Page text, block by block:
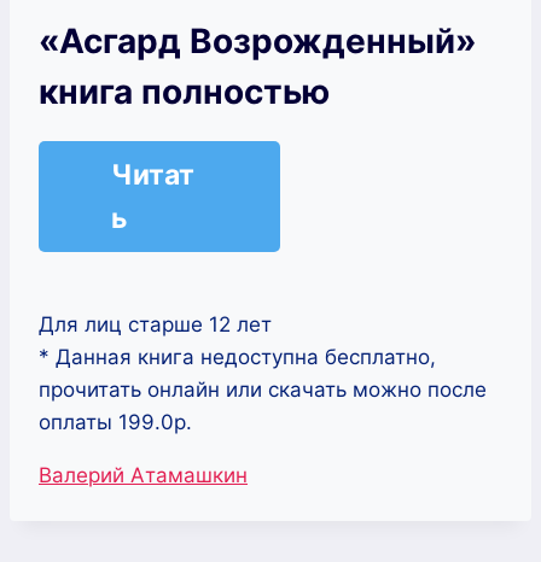
«Асгард Возрожденный»
книга полностью
Читат
ь
Для лиц старше 12 лет
* Данная книга недоступна бесплатно,
прочитать онлайн или скачать можно после
оплаты 199.0р.
Метки
Валерий Атамашкин